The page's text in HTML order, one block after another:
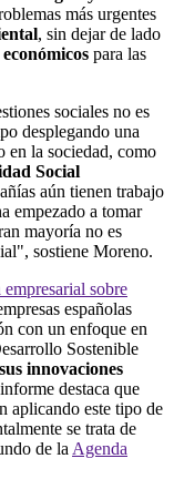
más urgentes
, sin dejar de lado
para las
sociales no es
desplegando una
en la sociedad, como
Social
aún tienen trabajo
empezado a tomar
mayoría no es
sostiene Moreno.
empresarial sobre
españolas
con un enfoque en
Sostenible
innovaciones
destaca que
aplicando este tipo de
se trata de
de la Agenda